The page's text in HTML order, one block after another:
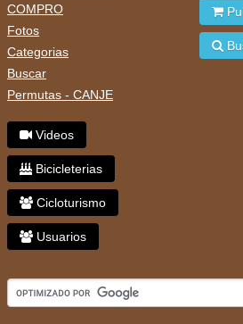
COMPRO
Fotos
Categorias
Buscar
Permutas - CANJE
Videos
Bicicleterias
Cicloturismo
Usuarios